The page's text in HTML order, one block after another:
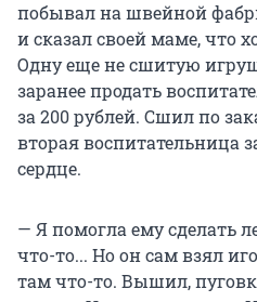
побывал на швейной
и сказал своей маме, что
Одну еще не сшитую
заранее продать
за 200 рублей. Сшил по
вторая воспитательница
сердце.
— Я помогла ему сделать
что-то... Но он сам взял
там что-то. Вышил,